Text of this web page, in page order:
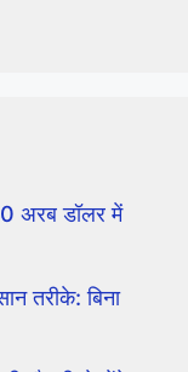
अरब डॉलर में
तरीके: बिना